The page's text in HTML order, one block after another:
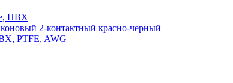
ПВХ
2-контактный красно-черный
PTFE, AWG